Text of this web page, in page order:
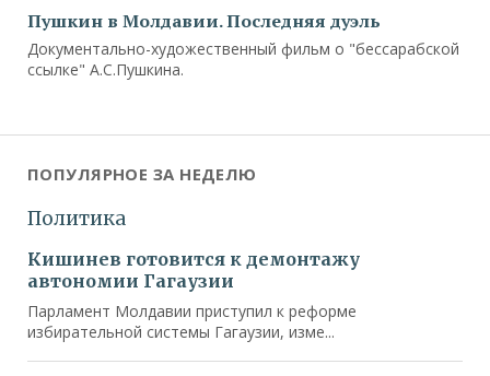
Пушкин в Молдавии. Последняя дуэль
Документально-художественный фильм о "бессарабской
ссылке" А.С.Пушкина.
ПОПУЛЯРНОЕ ЗА НЕДЕЛЮ